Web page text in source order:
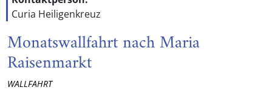
Curia Heiligenkreuz
Monatswallfahrt nach Maria
Raisenmarkt
WALLFAHRT